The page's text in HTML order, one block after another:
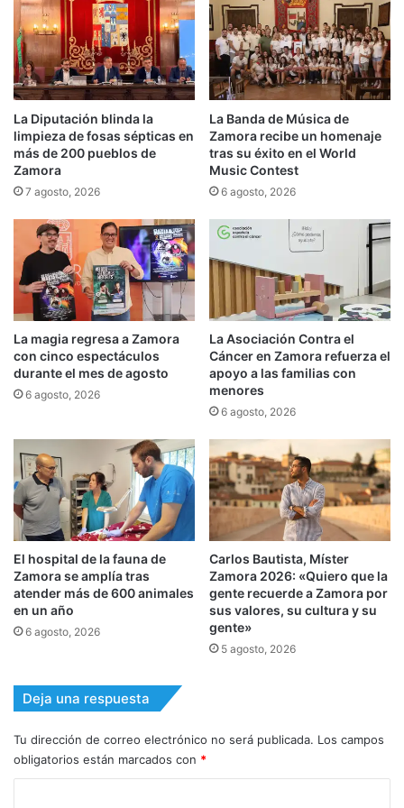
La Diputación blinda la
limpieza de fosas sépticas en
más de 200 pueblos de
Zamora
7 agosto, 2026
La Banda de Música de
Zamora recibe un homenaje
tras su éxito en el World
Music Contest
6 agosto, 2026
La magia regresa a Zamora
con cinco espectáculos
durante el mes de agosto
6 agosto, 2026
La Asociación Contra el
Cáncer en Zamora refuerza el
apoyo a las familias con
menores
6 agosto, 2026
El hospital de la fauna de
Zamora se amplía tras
atender más de 600 animales
en un año
6 agosto, 2026
Carlos Bautista, Míster
Zamora 2026: «Quiero que la
gente recuerde a Zamora por
sus valores, su cultura y su
gente»
5 agosto, 2026
Deja una respuesta
Tu dirección de correo electrónico no será publicada. Los campos
obligatorios están marcados con *